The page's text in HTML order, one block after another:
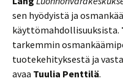
sen hyödyistä ja
käyttömahdollisuuksista.
tarkemmin
tuotekehityksestä ja
avaa Tuulia Penttilä.